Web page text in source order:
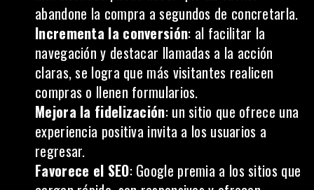
abandone la compra a segundos de concretarla.
Incrementa la conversión: al facilitar la
navegación y destacar llamadas a la acción
claras, se logra que más visitantes realicen
compras o llenen formularios.
Mejora la fidelización: un sitio que ofrece una
experiencia positiva invita a los usuarios a
regresar.
Favorece el SEO: Google premia a los sitios que